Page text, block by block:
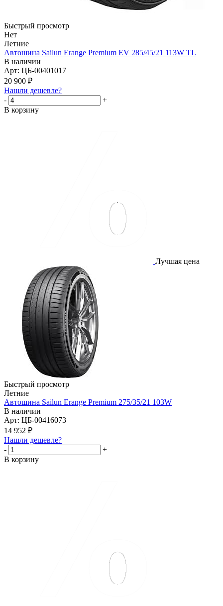
Быстрый просмотр
Нет
Летние
Автошина Sailun Erange Premium EV 285/45/21 113W TL
В наличии
Арт: ЦБ-00401017
20 900 ₽
Нашли дешевле?
-
+
В корзину
Лучшая цена
Быстрый просмотр
Летние
Автошина Sailun Erange Premium 275/35/21 103W
В наличии
Арт: ЦБ-00416073
14 952 ₽
Нашли дешевле?
-
+
В корзину